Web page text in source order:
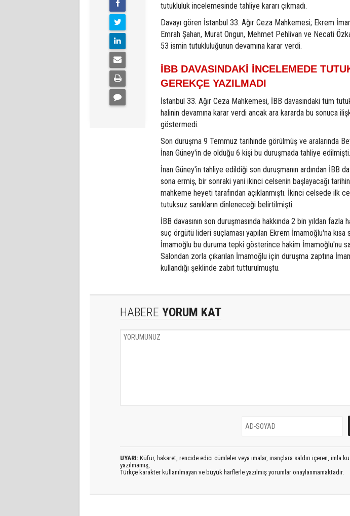
tutukluluk incelemesinde tahliye kararı çıkmadı.
Davayı gören İstanbul 33. Ağır Ceza Mahkemesi; Ekrem
Emrah Şahan, Murat Ongun, Mehmet Pehlivan ve Necati
53 ismin tutukluluğunun devamına karar verdi.
İBB DAVASINDAKİ İNCELEMEDE
GEREKÇE YAZILMADI
İstanbul 33. Ağır Ceza Mahkemesi, İBB davasındaki tüm
halinin devamına karar verdi ancak ara kararda bu sonuca
göstermedi.
Son duruşma 9 Temmuz tarihinde görülmüş ve aralarında
İnan Güney'in de olduğu 6 kişi bu duruşmada tahliye edilmişti.
İnan Güney'in tahliye edildiği son duruşmanın ardından İBB
sona ermiş, bir sonraki yani ikinci celsenin başlayacağı
mahkeme heyeti tarafından açıklanmıştı. İkinci celsede ilk
tutuksuz sanıkların dinleneceği belirtilmişti.
İBB davasının son duruşmasında hakkında 2 bin yıldan fazla
suç örgütü lideri suçlaması yapılan Ekrem İmamoğlu'na
İmamoğlu bu duruma tepki gösterince hakim İmamoğlu'nu
Salondan zorla çıkarılan İmamoğlu için duruşma zaptına
kullandığı şeklinde zabıt tutturulmuştu.
HABERE YORUM KAT
UYARI: Küfür, hakaret, rencide edici cümleler veya imalar, inançlara saldırı içeren, imla
yazılmamış,
Türkçe karakter kullanılmayan ve büyük harflerle yazılmış yorumlar onaylanmamaktadır.